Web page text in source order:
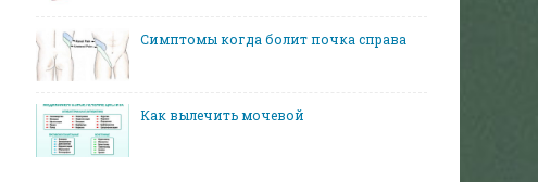
Симптомы когда болит почка справа
Как вылечить мочевой